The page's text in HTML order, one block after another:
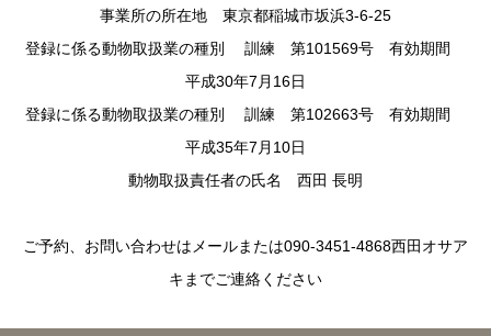
事業所の所在地 東京都稲城市坂浜3-6-25
登録に係る動物取扱業の種別 訓練 第101569号 有効期間
平成30年7月16日
登録に係る動物取扱業の種別 訓練 第102663号 有効期間
平成35年7月10日
動物取扱責任者の氏名 西田 長明
ご予約、お問い合わせはメールまたは090-3451-4868西田オサア
キまでご連絡ください